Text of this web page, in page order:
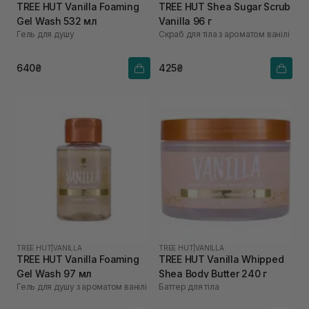
TREE HUT Vanilla Foaming
Gel Wash 532 мл
Гель для душу
640₴
TREE HUT Shea Sugar Scrub
Vanilla 96 г
Скраб для тіла з ароматом ванілі
425₴
TREE HUT |VANILLA
TREE HUT Vanilla Foaming
Gel Wash 97 мл
Гель для душу з ароматом ванілі
TREE HUT |VANILLA
TREE HUT Vanilla Whipped
Shea Body Butter 240 г
Баттер для тіла